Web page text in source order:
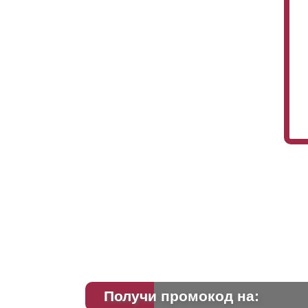
Получи промокод на: